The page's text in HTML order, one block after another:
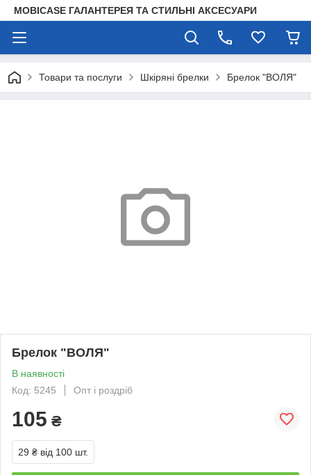
MOBICASE ГАЛАНТЕРЕЯ ТА СТИЛЬНІ АКСЕСУАРИ
Товари та послуги Шкіряні брелки Брелок "ВОЛЯ"
Брелок "ВОЛЯ"
В наявності
Код: 5245
Опт і роздріб
105 ₴
29 ₴ від 100 шт.